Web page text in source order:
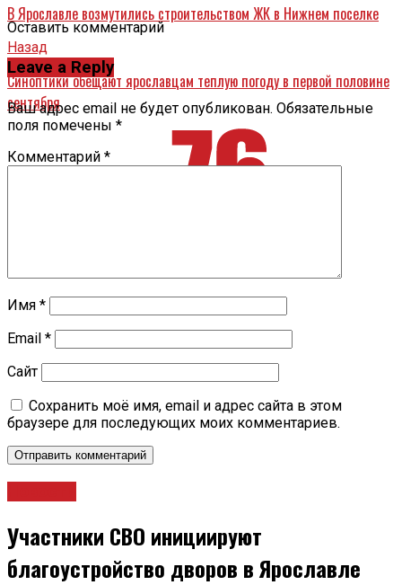
В Ярославле возмутились строительством ЖК в Нижнем поселке
Назад
Синоптики обещают ярославцам теплую погоду в первой половине
сентября
Оставить комментарий
Leave a Reply
Ваш адрес email не будет опубликован. Обязательные
поля помечены *
Комментарий *
Имя *
Email *
Сайт
Сохранить моё имя, email и адрес сайта в этом
браузере для последующих моих комментариев.
Участники СВО инициируют
благоустройство дворов в Ярославле